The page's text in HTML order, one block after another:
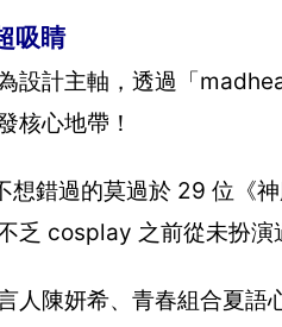
吸睛
設計主軸，透過「
核心地帶！
錯過的莫過於 29 位《
乏 cosplay 之前從未扮演
人陳妍希、青春組合夏